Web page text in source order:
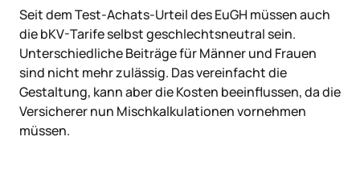
Seit dem Test-Achats-Urteil des EuGH müssen auch
die bKV-Tarife selbst geschlechtsneutral sein.
Unterschiedliche Beiträge für Männer und Frauen
sind nicht mehr zulässig. Das vereinfacht die
Gestaltung, kann aber die Kosten beeinflussen, da die
Versicherer nun Mischkalkulationen vornehmen
müssen.